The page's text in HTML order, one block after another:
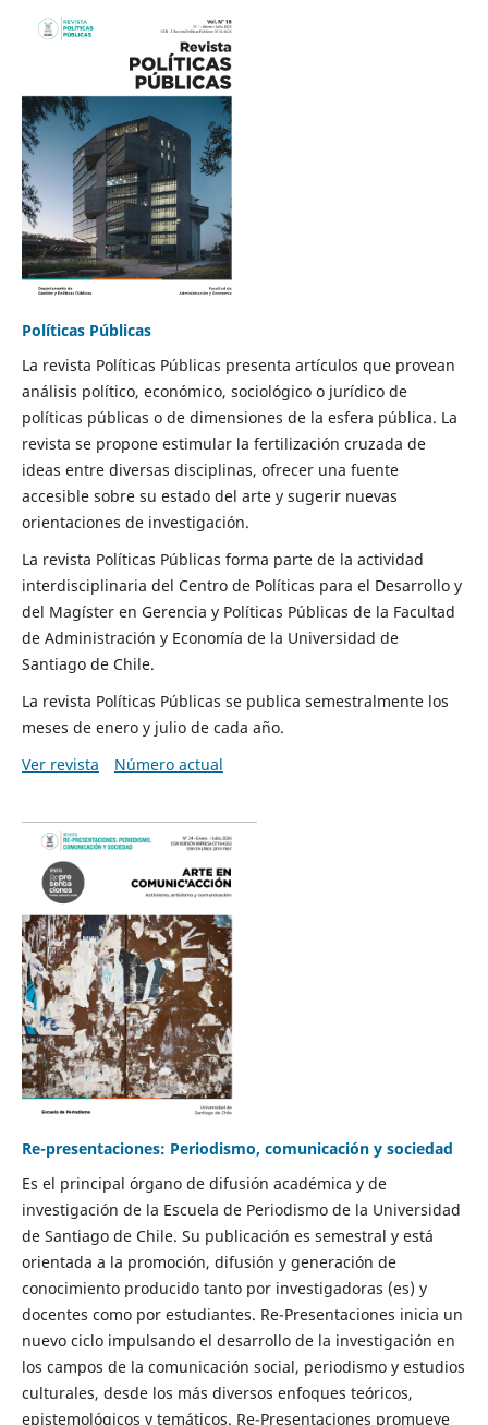
Políticas Públicas
La revista Políticas Públicas presenta artículos que provean
análisis político, económico, sociológico o jurídico de
políticas públicas o de dimensiones de la esfera pública. La
revista se propone estimular la fertilización cruzada de
ideas entre diversas disciplinas, ofrecer una fuente
accesible sobre su estado del arte y sugerir nuevas
orientaciones de investigación.
La revista Políticas Públicas forma parte de la actividad
interdisciplinaria del Centro de Políticas para el Desarrollo y
del Magíster en Gerencia y Políticas Públicas de la Facultad
de Administración y Economía de la Universidad de
Santiago de Chile.
La revista Políticas Públicas se publica semestralmente los
meses de enero y julio de cada año.
Ver revista
Número actual
Re-presentaciones: Periodismo, comunicación y sociedad
Es el principal órgano de difusión académica y de
investigación de la Escuela de Periodismo de la Universidad
de Santiago de Chile. Su publicación es semestral y está
orientada a la promoción, difusión y generación de
conocimiento producido tanto por investigadoras (es) y
docentes como por estudiantes. Re-Presentaciones inicia un
nuevo ciclo impulsando el desarrollo de la investigación en
los campos de la comunicación social, periodismo y estudios
culturales, desde los más diversos enfoques teóricos,
epistemológicos y temáticos. Re-Presentaciones promueve